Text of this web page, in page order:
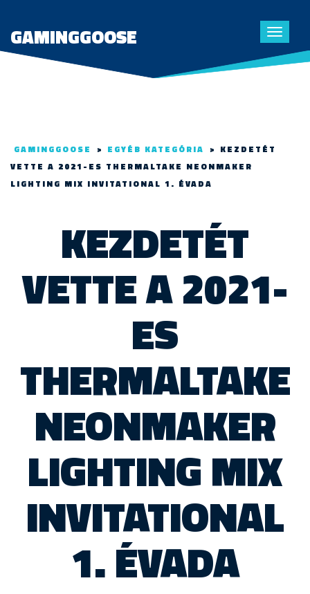
Toggle
GAMINGGOOSE
GAMINGGOOSE > EGYÉB KATEGÓRIA > KEZDETÉT
VETTE A 2021-ES THERMALTAKE NEONMAKER
LIGHTING MIX INVITATIONAL 1. ÉVADA
KEZDETÉT
VETTE A 2021-
ES
THERMALTAKE
NEONMAKER
LIGHTING MIX
INVITATIONAL
1. ÉVADA